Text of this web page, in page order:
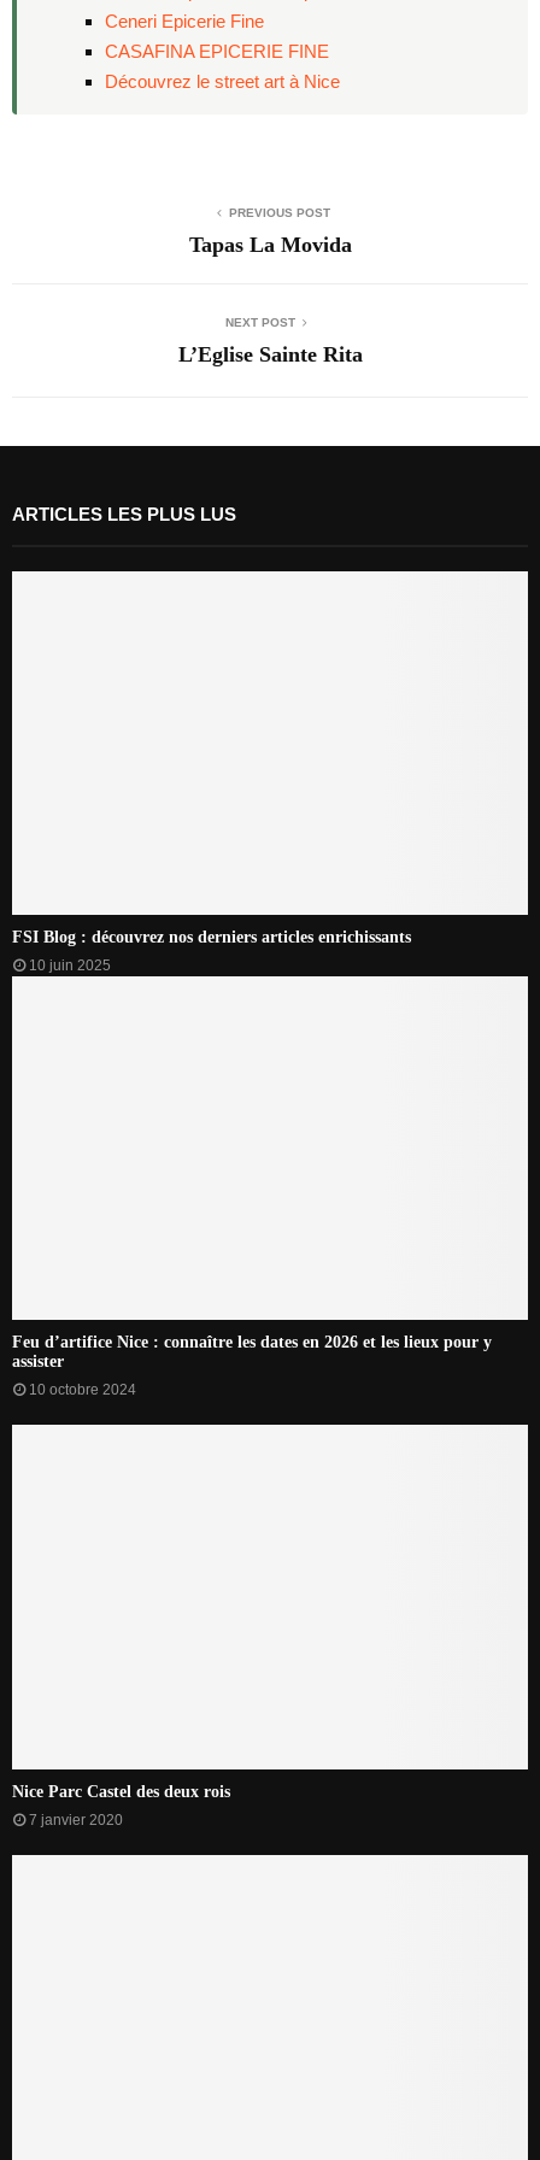
Ceneri Epicerie Fine
CASAFINA EPICERIE FINE
Découvrez le street art à Nice
PREVIOUS POST
Tapas La Movida
NEXT POST
L’Eglise Sainte Rita
ARTICLES LES PLUS LUS
FSI Blog : découvrez nos derniers articles enrichissants
10 juin 2025
Feu d’artifice Nice : connaître les dates en 2026 et les lieux pour y
assister
10 octobre 2024
Nice Parc Castel des deux rois
7 janvier 2020